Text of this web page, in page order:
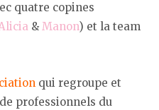
quatre copines
& Manon) et la team
qui regroupe et
professionnels du